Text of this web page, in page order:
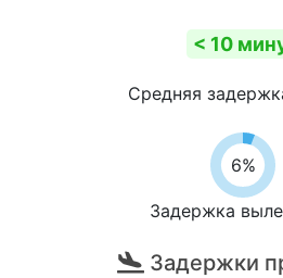
< 10
Средняя
6%
Задержка
Задержки